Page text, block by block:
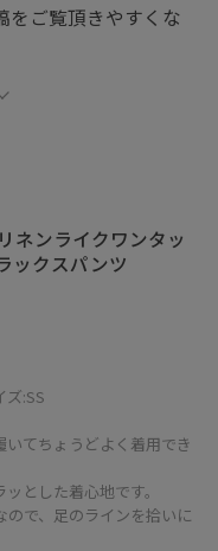
をご覧頂きやすくな
ネンライクワンタッ
ックスパンツ
ズ:SS
いてちょうどよく着用でき
とした着心地です。
ので、足のラインを拾いに